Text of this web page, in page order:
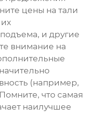
цены на тали
и другие
внимание на
(например,
что самая
наилучшее